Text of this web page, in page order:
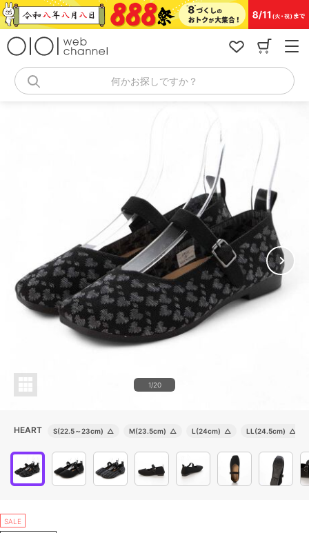
コ
ン
何かお探しですか？
1/20
HEART S(22.5～23cm) △ M(23.5cm) △ L(24cm) △ LL(24.5cm) △
SALE